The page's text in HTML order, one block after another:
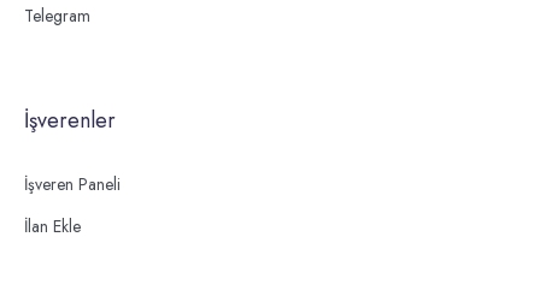
Telegram
İşverenler
İşveren Paneli
İlan Ekle